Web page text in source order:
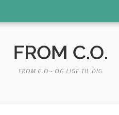
FROM C.O.
FROM C.O - OG LIGE TIL DIG